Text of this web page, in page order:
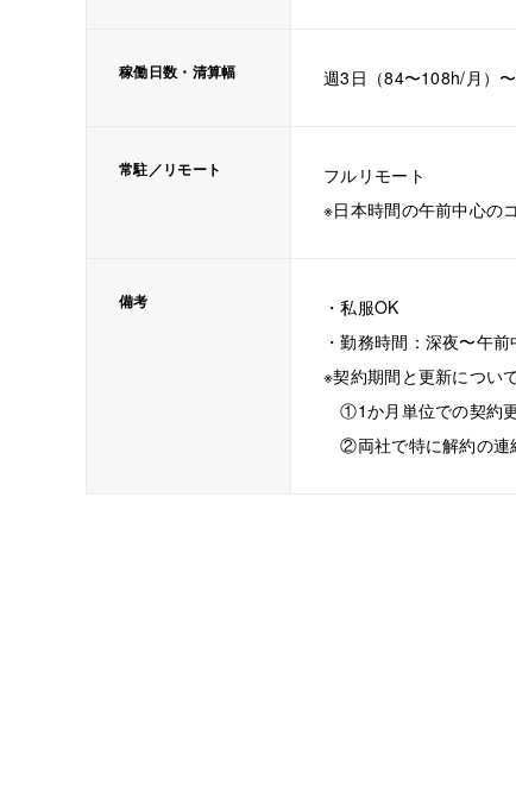
稼働日数・清算幅 週3日（84〜108h/月）
常駐／リモート
フルリモート
※日本時間の午前中心の
備考
・私服OK
・勤務時間：深夜〜午前
※契約期間と更新につい
①1か月単位での契約更
②両社で特に解約の連